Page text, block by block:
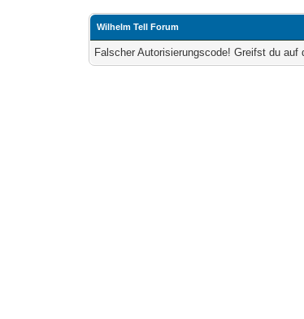
Wilhelm Tell Forum
Falscher Autorisierungscode! Greifst du